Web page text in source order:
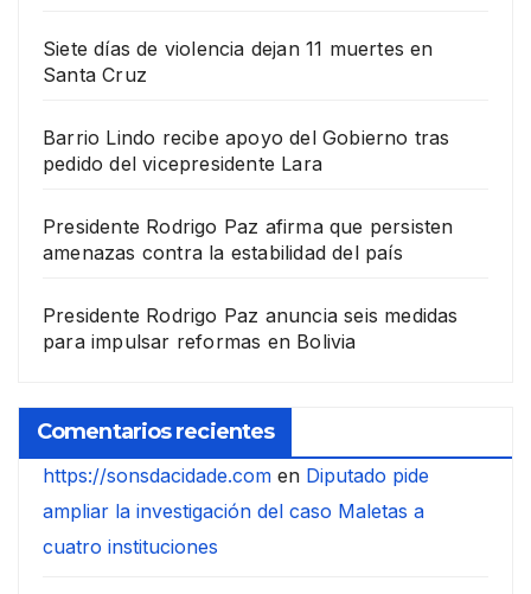
Siete días de violencia dejan 11 muertes en
Santa Cruz
Barrio Lindo recibe apoyo del Gobierno tras
pedido del vicepresidente Lara
Presidente Rodrigo Paz afirma que persisten
amenazas contra la estabilidad del país
Presidente Rodrigo Paz anuncia seis medidas
para impulsar reformas en Bolivia
Comentarios recientes
https://sonsdacidade.com en Diputado pide
ampliar la investigación del caso Maletas a
cuatro instituciones